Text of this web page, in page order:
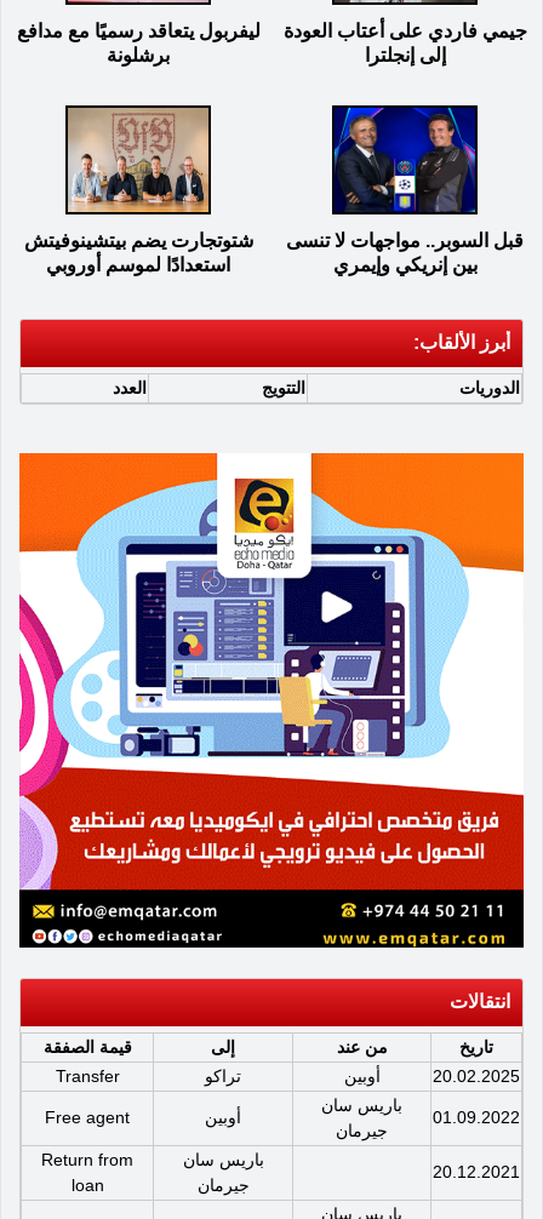
جيمي فاردي على أعتاب العودة
إلى إنجلترا
ليفربول يتعاقد رسميًا مع مدافع
برشلونة
قبل السوبر.. مواجهات لا تنسى
بين إنريكي وإيمري
شتوتجارت يضم بيتشينوفيتش
استعدادًا لموسم أوروبي
أبرز الألقاب:
الدوريات التتويج العدد
انتقالات
تاريخ من عند إلى
قيمة الصفقة
20.02.2025
أوبين تراكو Transfer
01.09.2022
باريس سان
جيرمان
أوبين Free agent
20.12.2021
باريس سان
جيرمان
Return from
loan
باريس سان